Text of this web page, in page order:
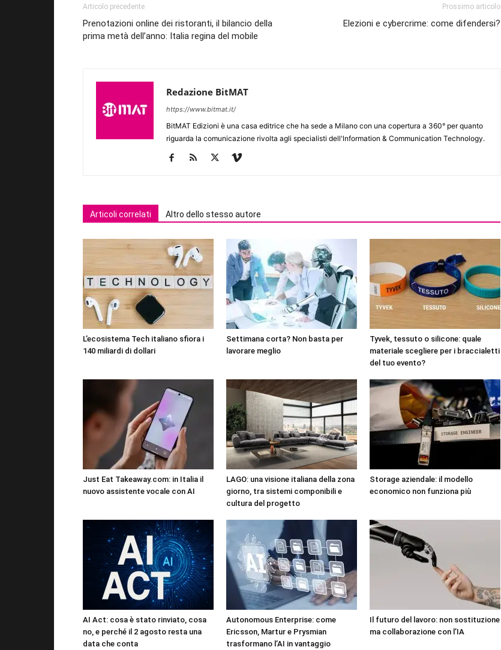
Articolo precedente
Prenotazioni online dei ristoranti, il bilancio della
prima metà dell’anno: Italia regina del mobile
Prossimo articolo
Elezioni e cybercrime: come difendersi?
Redazione BitMAT
https://www.bitmat.it/
BitMAT Edizioni è una casa editrice che ha sede a Milano con una copertura a 360° per quanto
riguarda la comunicazione rivolta agli specialisti dell'lnformation & Communication Technology.
Articoli correlati Altro dello stesso autore
L’ecosistema Tech italiano sfiora i
140 miliardi di dollari
Settimana corta? Non basta per
lavorare meglio
Tyvek, tessuto o silicone: quale
materiale scegliere per i braccialetti
del tuo evento?
Just Eat Takeaway.com: in Italia il
nuovo assistente vocale con AI
LAGO: una visione italiana della zona
giorno, tra sistemi componibili e
cultura del progetto
Storage aziendale: il modello
economico non funziona più
AI Act: cosa è stato rinviato, cosa
no, e perché il 2 agosto resta una
data che conta
Autonomous Enterprise: come
Ericsson, Martur e Prysmian
trasformano l’AI in vantaggio
Il futuro del lavoro: non sostituzione
ma collaborazione con l’IA